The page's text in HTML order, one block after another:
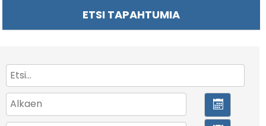
ETSI TAPAHTUMIA